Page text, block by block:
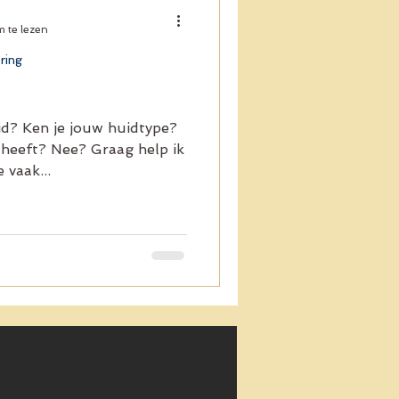
Ken je jouw huidtype?
Nee? Graag help ik
vaak...
te lezen